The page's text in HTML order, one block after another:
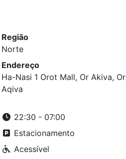
Região
Norte
Endereço
Ha-Nasi 1 Orot Mall, Or Akiva, Or
Aqiva
22:30 - 07:00
Estacionamento
Acessível